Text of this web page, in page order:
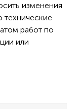
изменения
технические
работ по
или